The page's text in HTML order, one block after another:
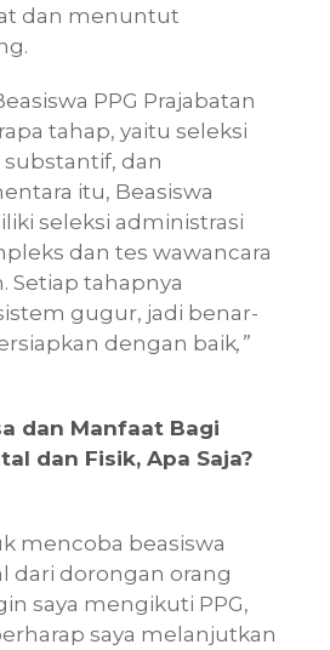
dan menuntut
PPG Prajabatan
tahap, yaitu seleksi
dan
itu, Beasiswa
seleksi administrasi
dan tes wawancara
Setiap tahapnya
gugur, jadi benar-
dengan baik,”
dan Manfaat Bagi
dan Fisik, Apa Saja?
mencoba beasiswa
dari dorongan orang
saya mengikuti PPG,
saya melanjutkan